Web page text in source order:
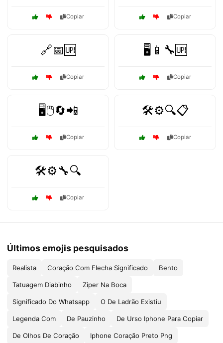
Copiar Copiar
🔗📅🆙
Copiar
🖥️📱🔧🆙
Copiar
🖥️🖱️🔄📲
Copiar
🛠️⚙️🔍📋
Copiar
🛠️⚙️🔧🔍
Copiar
Últimos emojis pesquisados
Realista Coração Com Flecha Significado Bento
Tatuagem Diabinho Ziper Na Boca
Significado Do Whatsapp O De Ladrão Existiu
Legenda Com De Pauzinho De Urso Iphone Para Copiar
De Olhos De Coração Iphone Coração Preto Png